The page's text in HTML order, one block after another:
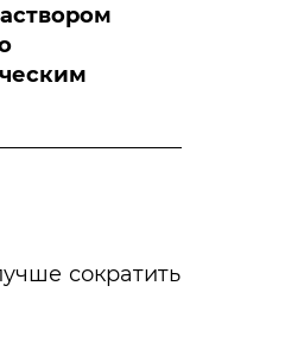
сократить